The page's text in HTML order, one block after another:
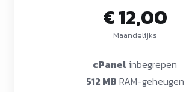
€ 12,00
Maandelijks
cPanelinbegrepen
512 MB RAM-geheugen